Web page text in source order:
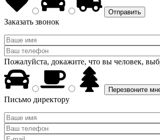
Заказать звонок
Пожалуйста, докажите, что вы человек,
Письмо директору